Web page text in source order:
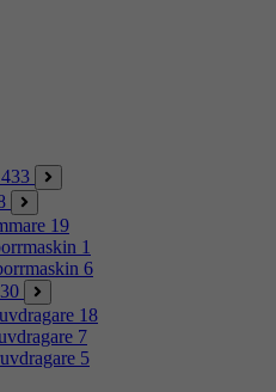
433
19
1
6
30
18
7
5